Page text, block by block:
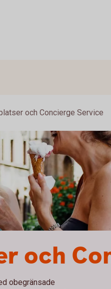
och Concierge Service
och
obegränsade